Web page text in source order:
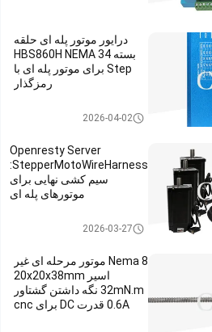
درایور موتور پله ای حلقه
بسته HBS860H NEMA 34
Step برای موتور پله ای با
رمزگذار
درایور پله ای حلقه بسته2026-04-02
Openresty Server
StepperMotoWireHarness:
سیم کشی نهایی برای
موتورهای پله ای
لوازم جانبی استپر موتور2026-03-27
Nema 8 موتور مرحله ای غیر
اسیر 20x20x38mm
32mN.m نگه داشتن گشتاور
0.6A قدرت DC برای cnc